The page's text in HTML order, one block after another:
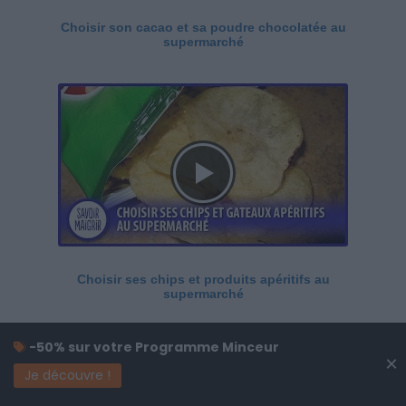
Choisir son cacao et sa poudre chocolatée au
supermarché
Choisir ses chips et produits apéritifs au
supermarché
-50% sur votre Programme Minceur
Je découvre !
×